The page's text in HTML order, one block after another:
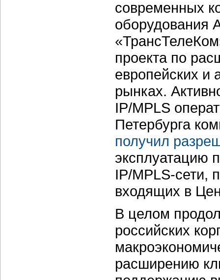
современных
оборудования
проекта по
европейских и
рынках.
IP/MPLS
Петербурга
получил
эксплуатацию
IP/MPLS-сети,
входящих в
В целом
российских
расширению